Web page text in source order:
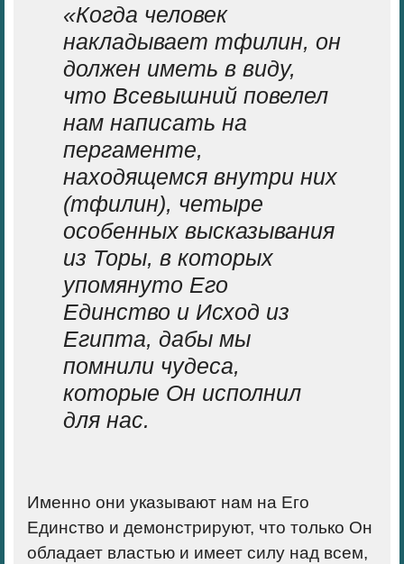
«Когда человек
накладывает тфилин, он
должен иметь в виду,
что Всевышний повелел
нам написать на
пергаменте,
находящемся внутри них
(тфилин), четыре
особенных высказывания
из Торы, в которых
упомянуто Его
Единство и Исход из
Египта, дабы мы
помнили чудеса,
которые Он исполнил
для нас.
Именно они указывают нам на Его
Единство и демонстрируют, что только Он
обладает властью и имеет силу над всем,